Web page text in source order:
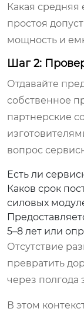
Какая средняя
простоя
мощность и
Шаг 2:
Отдавайте
собственное
партнерские
вопрос
Есть ли
Каков срок
силовых
5–8 лет или
Отсутствие
превратить
через полгода
В этом